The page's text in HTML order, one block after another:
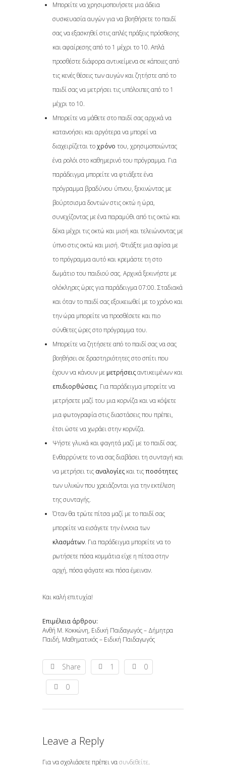
Μπορείτε να χρησιμοποιήσετε μια άδεια
συσκευασία αυγών για να βοηθήσετε το παιδί
σας να εξασκηθεί στις απλές πράξεις πρόσθεσης
και αφαίρεσης από το 1 μέχρι το 10. Απλά
προσθέστε διάφορα αντικείμενα σε κάποιες από
τις κενές θέσεις των αυγών και ζητήστε από το
παιδί σας να μετρήσει τις υπόλοιπες από το 1
μέχρι το 10.
Μπορείτε να μάθετε στο παιδί σας αρχικά να
κατανοήσει και αργότερα να μπορεί να
διαχειρίζεται τοχρόνο του, χρησιμοποιώντας
ένα ρολόι στο καθημερινό του πρόγραμμα. Για
παράδειγμα μπορείτε να φτιάξετε ένα
πρόγραμμα βραδύνου ύπνου, ξεκινώντας με
βούρτσισμα δοντιών στις οκτώ η ώρα,
συνεχίζοντας με ένα παραμύθι από τις οκτώ και
δέκα μέχρι τις οκτώ και μισή και τελειώνοντας με
ύπνο στις οκτώ και μισή. Φτιάξτε μια αφίσα με
το πρόγραμμα αυτό και κρεμάστε τη στο
δωμάτιο του παιδιού σας. Αρχικά ξεκινήστε με
ολόκληρες ώρες για παράδειγμα 07:00. Σταδιακά
και όταν το παιδί σας εξοικειωθεί με το χρόνο και
την ώρα μπορείτε να προσθέσετε και πιο
σύνθετες ώρες στο πρόγραμμα του.
Μπορείτε να ζητήσετε από το παιδί σας να σας
βοηθήσει σε δραστηριότητες στο σπίτι που
έχουν να κάνουν με μετρήσειςαντικειμένων και
επιδιορθώσεις. Για παράδειγμα μπορείτε να
μετρήσετε μαζί του μια κορνίζα και να κόψετε
μια φωτογραφία στις διαστάσεις που πρέπει,
έτσι ώστε να χωράει στην κορνίζα.
Ψήστε γλυκά και φαγητά μαζί με το παιδί σας.
Ενθαρρύνετε το να σας διαβάσει τη συνταγή και
να μετρήσει τις αναλογίες και τιςποσότητες
των υλικών που χρειάζονται για την εκτέλεση
της συνταγής.
Όταν θα τρώτε πίτσα μαζί με το παιδί σας
μπορείτε να εισάγετε την έννοια των
κλασμάτων. Για παράδειγμα μπορείτε να το
ρωτήσετε πόσα κομμάτια είχε η πίτσα στην
αρχή, πόσα φάγατε και πόσα έμειναν.
Και καλή επιτυχία!
Επιμέλεια άρθρου:
Ανθή Μ. Κοκκώνη, Ειδική Παιδαγωγός – Δήμητρα
Παιδή, Μαθηματικός – Ειδική Παιδαγωγός
Share 1 0
0
Leave a Reply
Για να σχολιάσετε πρέπει νασυνδεθείτε.